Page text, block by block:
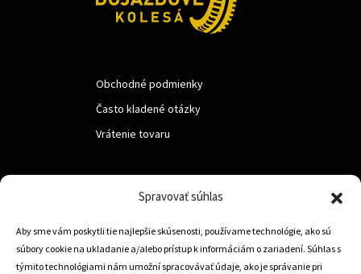
Spravovať súhlas
Aby sme vám poskytli tie najlepšie skúsenosti, používame technológie, ako sú
súbory cookie na ukladanie a/alebo prístup k informáciám o zariadení. Súhlas s
týmito technológiami nám umožní spracovávať údaje, ako je správanie pri
Obchodné podmienky
Často kladené otázky
Vrátenie tovaru
Trstená 02801